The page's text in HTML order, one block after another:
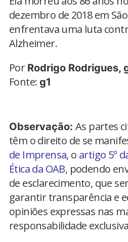
dezembro de 2018 em
enfrentava uma luta
Alzheimer.
Por Rodrigo Rodrigues,
Fonte: g1
Observação: As partes
têm o direito de se
de Imprensa, o artigo 5º
Ética da OAB, podendo
de esclarecimento, que
garantir transparência e
opiniões expressas nas
responsabilidade